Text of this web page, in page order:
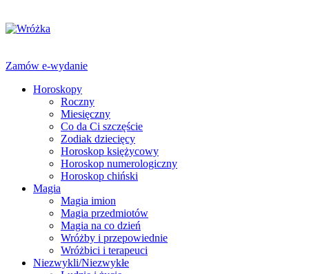
Zamów e-wydanie
Horoskopy
Roczny
Miesięczny
Co da Ci szczęście
Zodiak dziecięcy
Horoskop księżycowy
Horoskop numerologiczny
Horoskop chiński
Magia
Magia imion
Magia przedmiotów
Magia na co dzień
Wróżby i przepowiednie
Wróżbici i terapeuci
Niezwykli/Niezwykłe